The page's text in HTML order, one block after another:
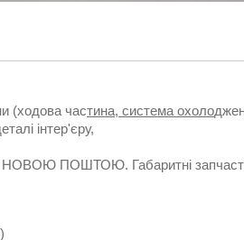
(ходова частина, система охоло
інтер'єру,
НОВОЮ ПОШТОЮ. Габаритні